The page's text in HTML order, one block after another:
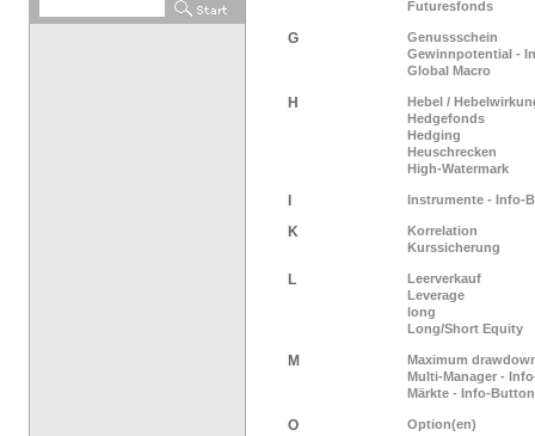
Futuresfonds
G
Genussschein
Gewinnpotential -
Global Macro
H
Hebel /
Hedgefonds
Hedging
Heuschrecken
High-Watermark
Instrumente - Info-
K
Korrelation
Kurssicherung
L
Leerverkauf
Leverage
long
Long/Short Equity
M
Maximum
Multi-Manager -
Märkte - Info-Button
O Option(en)